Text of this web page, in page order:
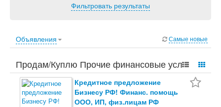
Фильтровать результаты
Объявления Самые новые
Продам/Куплю Прочие финансовые услуги.
Бизнес, Услуги для бизнеса, Финансовые
услуги, Прочие финансовые услуги.
Кредитное предложение
Бизнесу РФ! Финанс. помощь
ООО, ИП, физ.лицам РФ